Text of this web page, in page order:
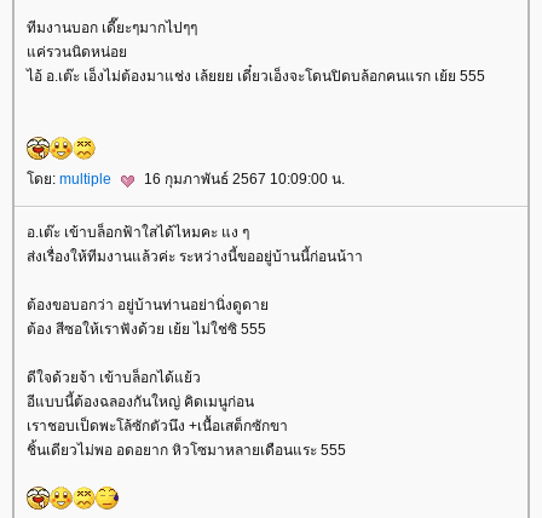
ทีมงานบอก เดี๊ยะๆมากไปๆๆ
ค่รวนนิดหน่อ
ไอ้ อ.เต๊ะ เอ็งไม่ต้องมาแช่ง เล้ยยย เดี๋ยวเอ็งจะโดนปิดบล้อกคนแรก เย้ย 555
ดย: multiple 16 กุมภาพันธ์ 2567 10:09:00 น.
อ.เต๊ะ เข้าบล็อกฟ้าใสได้ไหมคะ แง ๆ
ส่งเรื่องให้ทีมงานแล้วค่ะ ระหว่างนี้ขออยู่บ้านนี้ก่อนน้าา
ต้องขอบอกว่า อยู่บ้านท่านอย่านิ่งดูดา
ต้อง สีซอให้เราฟังด้วย เย้ย ไม่ใช่ซิ 555
ดีใจด้วยจ้า เข้าบล็อกได้แย้ว
อีแบบนี้ต้องฉลองกันใหญ่ คิดเมนูก่อน
เราชอบเป็ดพะโล้ซักตัวนึง +เนื้อเสต็กซักขา
ชิ้นเดียวไม่พอ อดอยาก หิวโซมาหลายเดือนแระ 555